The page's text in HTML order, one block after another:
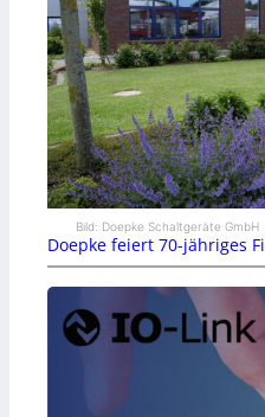
Bild: Doepke Schaltgeräte GmbH
Doepke feiert 70-jähriges